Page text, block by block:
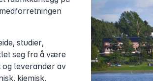
studier,
seg fra å være
og leverandør av
kjemisk,